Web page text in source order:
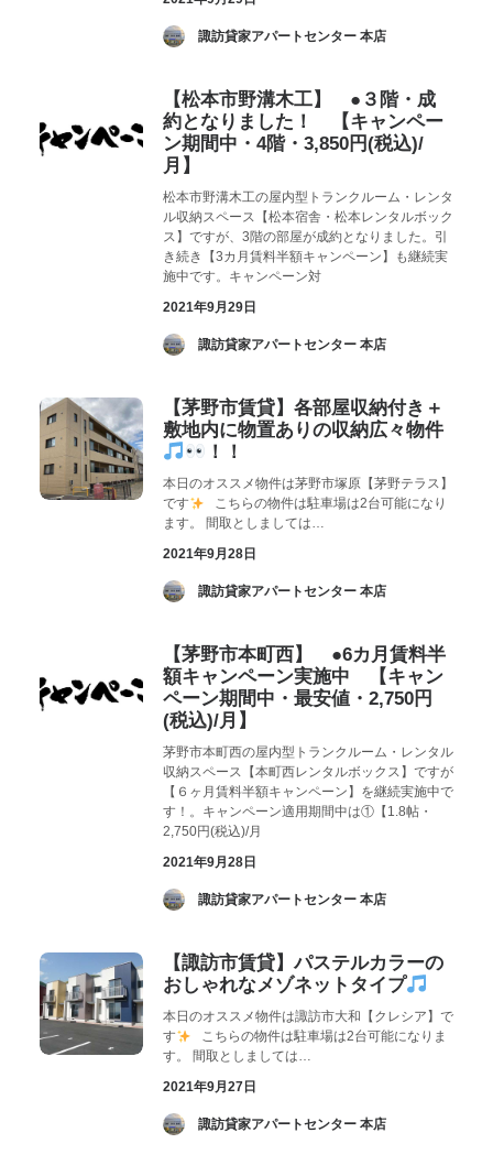
­ 諏訪貸家アパートセンター 本店
【松本市野溝木工】 ●３階・成
約となりました！ 【キャンペー
ン期間中・4階・3,850円(税込)/
月】
松本市野溝木工の屋内型トランクルーム・レンタ
ル収納スペース【松本宿舎・松本レンタルボック
ス】ですが、3階の部屋が成約となりました。引
き続き【3カ月賃料半額キャンペーン】も継続実
施中です。キャンペーン対
2021年9月29日
­ 諏訪貸家アパートセンター 本店
【茅野市賃貸】各部屋収納付き＋
敷地内に物置ありの収納広々物件
！！
本日のオススメ物件は茅野市塚原【茅野テラス】
です
こちらの物件は駐車場は2台可能になり
ます。 間取としましては…
2021年9月28日
­ 諏訪貸家アパートセンター 本店
【茅野市本町西】 ●6カ月賃料半
額キャンペーン実施中 【キャン
ペーン期間中・最安値・2,750円
(税込)/月】
茅野市本町西の屋内型トランクルーム・レンタル
収納スペース【本町西レンタルボックス】ですが
【６ヶ月賃料半額キャンペーン】を継続実施中で
す！。キャンペーン適用期間中は①【1.8帖・
2,750円(税込)/月
2021年9月28日
­ 諏訪貸家アパートセンター 本店
【諏訪市賃貸】パステルカラーの
おしゃれなメゾネットタイプ
本日のオススメ物件は諏訪市大和【クレシア】で
す
こちらの物件は駐車場は2台可能になりま
す。 間取としましては…
2021年9月27日
­ 諏訪貸家アパートセンター 本店